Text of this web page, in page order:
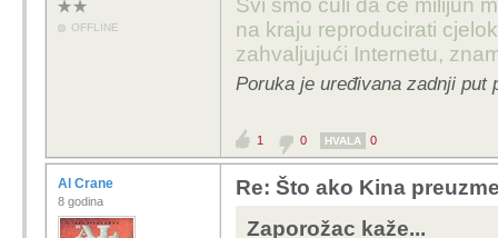
(hrana je slabije
EU), ekonomska
Amerikanca koji prvi
godina (u Hrvatskoj
da vidiš koliko je
Sve više
do plaće, unatoč
OFFLINE
Svi smo čuli da će milijun
na kraju reproducirati
zahvaljujući Internetu,
Poruka je uređivana zadnji put
1 0 HVALA 0
Al Crane
8 godina
Re: Što ako Kina
Zaporožac kaže...